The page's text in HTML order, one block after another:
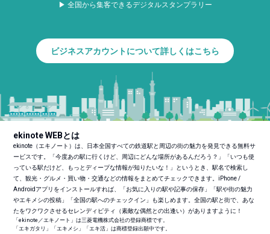
▶ 全国から集客できるデジタルスタンプラリー
ビジネスアカウントについて詳しくはこちら
ekinote WEBとは
ekinote（エキノート）は、日本全国すべての鉄道駅と周辺の街の魅力を発見できる無料サ
ービスです。「今度あの駅に行くけど、周辺にどんな場所があるんだろう？」「いつも使
っている駅だけど、もっとディープな情報が知りたいな！」というとき、駅名で検索し
て、観光・グルメ・買い物・交通などの情報をまとめてチェックできます。iPhone /
Androidアプリをインストールすれば、「お気に入りの駅や記事の保存」「駅や街の魅力
やエキメシの投稿」「全国の駅へのチェックイン」も楽しめます。全国の駅と街で、あな
たをワクワクさせるセレンディピティ（素敵な偶然との出逢い）がありますように！
「ekinote／エキノート」は三菱電機株式会社の登録商標です。
「エキガタリ」「エキメシ」「エキ活」は商標登録出願中です。